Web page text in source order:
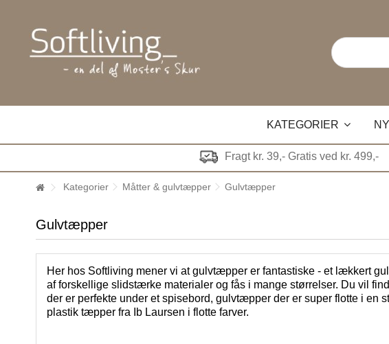
KATEGORIER
Fragt kr. 39,- Gratis ved kr. 499,-
Kategorier Måtter & gulvtæpper Gulvtæpper
Gulvtæpper
Her hos Softliving mener vi at gulvtæpper er fantastiske - et lækkert
af forskellige slidstærke materialer og fås i mange størrelser. Du vil
der er perfekte under et spisebord, gulvtæpper der er super flotte i
plastik tæpper fra Ib Laursen i flotte farver.